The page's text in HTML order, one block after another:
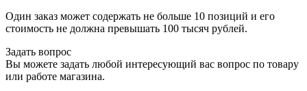
Один заказ может содержать не больше 10 позиций и его
стоимость не должна превышать 100 тысяч рублей.
Задать вопрос
Вы можете задать любой интересующий вас вопрос по товару
или работе магазина.